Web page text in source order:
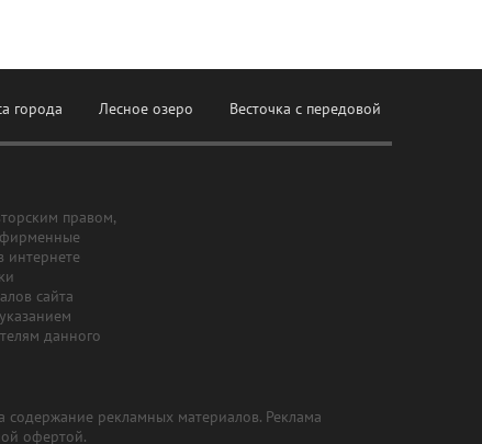
города Лесное озеро Весточка с передовой
правом,
фирменные
интернете
сайта
данного
содержание рекламных материалов. Реклама
офертой.